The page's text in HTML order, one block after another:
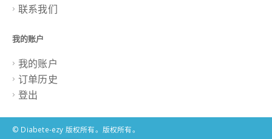
联系我们
我的账户
我的账户
订单历史
登出
© Diabete-ezy 版权所有。版权所有。